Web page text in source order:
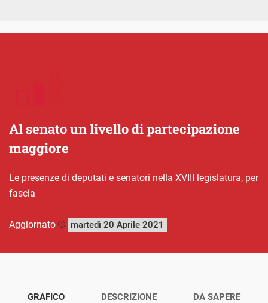
Al senato un livello di partecipazione
maggiore
Le presenze di deputati e senatori nella XVIII legislatura, per
fascia
Aggiornato martedì 20 Aprile 2021
GRAFICO DESCRIZIONE DA SAPERE